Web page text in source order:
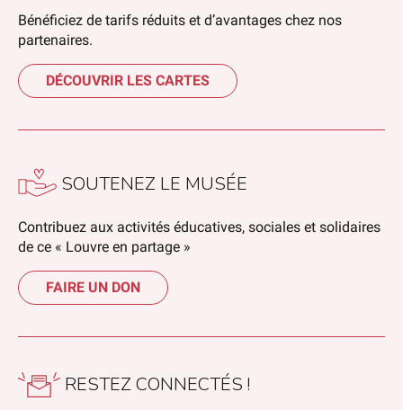
Bénéficiez de tarifs réduits et d’avantages chez nos
partenaires.
DÉCOUVRIR LES CARTES
SOUTENEZ LE MUSÉE
Contribuez aux activités éducatives, sociales et solidaires
de ce « Louvre en partage »
FAIRE UN DON
RESTEZ CONNECTÉS !